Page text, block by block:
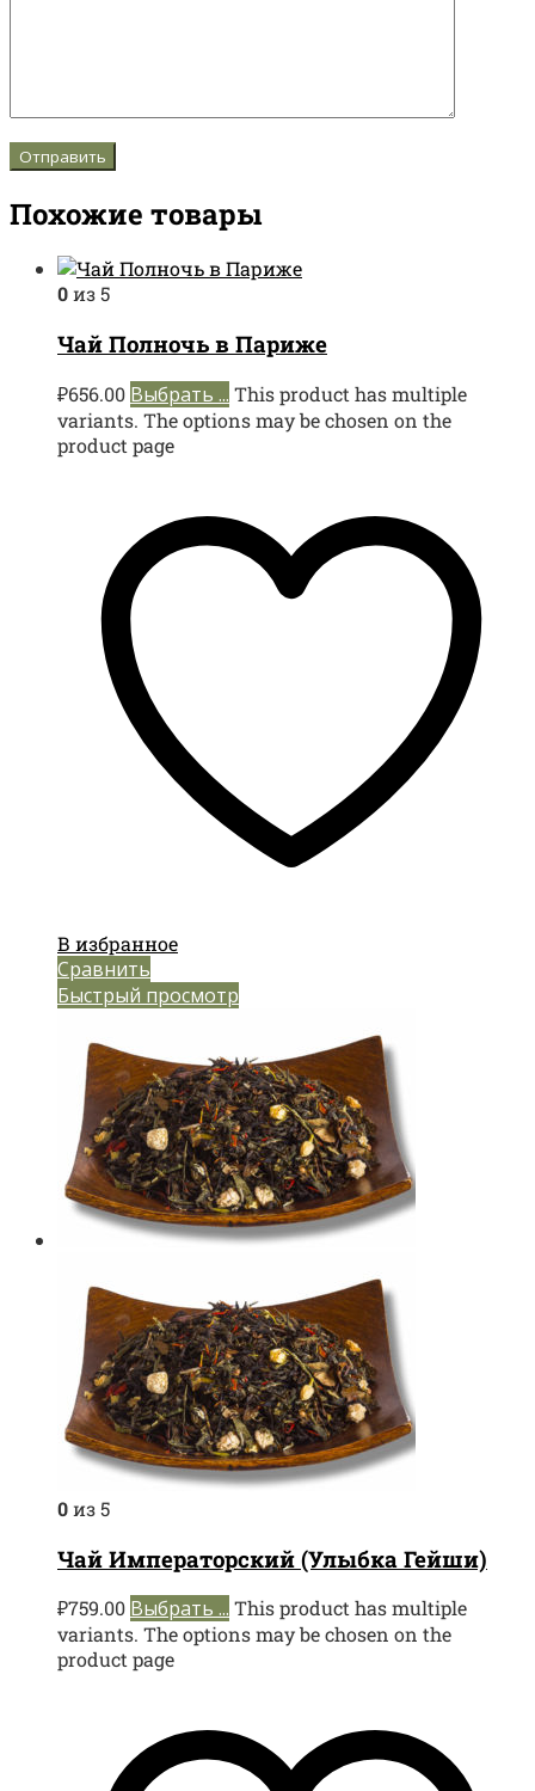
Похожие товары
0из 5
Чай Полночь в Париже
₽656.00 Выбрать ... This product has multiple
variants. The options may be chosen on the
product page
В избранное
Сравнить
Быстрый просмотр
0из 5
Чай Императорский (Улыбка Гейши)
₽759.00 Выбрать ... This product has multiple
variants. The options may be chosen on the
product page